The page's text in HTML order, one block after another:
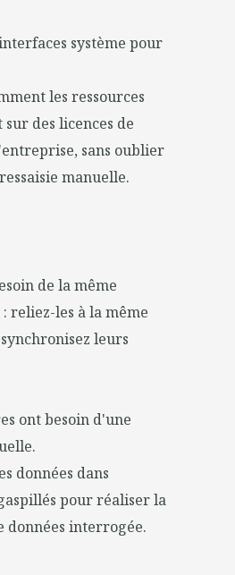
système pour
les ressources
des licences de
sans oublier
manuelle.
de la même
reliez-les à la même
leurs
ont besoin d'une
données dans
pour réaliser la
données interrogée.